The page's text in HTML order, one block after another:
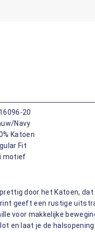
20
Navy
Katoen
Fit
motief
door het Katoen,
geeft een rustige
voor makkelijke
en laat je de